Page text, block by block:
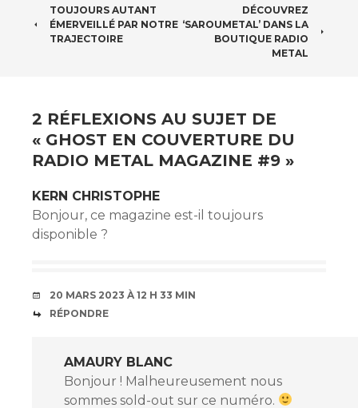
NAVIGATION
DES
TOUJOURS AUTANT
ÉMERVEILLÉ PAR NOTRE
TRAJECTOIRE
DÉCOUVREZ
‘SAROUMETAL’ DANS LA
BOUTIQUE RADIO
METAL
2 RÉFLEXIONS AU SUJET DE
« GHOST EN COUVERTURE DU
RADIO METAL MAGAZINE #9 »
KERN CHRISTOPHE
Bonjour, ce magazine est-il toujours
disponible ?
20 MARS 2023 À 12 H 33 MIN
RÉPONDRE
AMAURY BLANC
Bonjour ! Malheureusement nous
sommes sold-out sur ce numéro.